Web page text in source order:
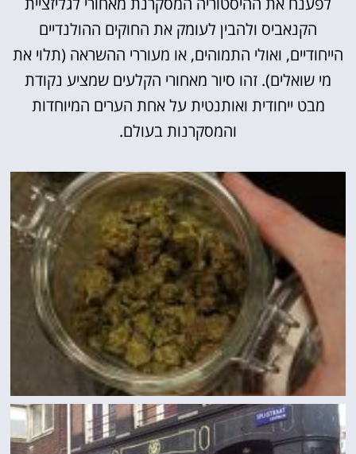
הקנאביס ולהבין לעומק את החוקים ההולנדיים
הייחודיים, ואולי התמוהים, או מעוררי ההשראה (תלוי את
מי שואלים). זהו סיור מאחורי הקלעים שמציע נקודת
מבט ייחודית ואותנטית על אחת הערים המיוחדות
והמסקרנות בעולם.